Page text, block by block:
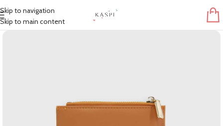
Skip to navigation
Skip to main content